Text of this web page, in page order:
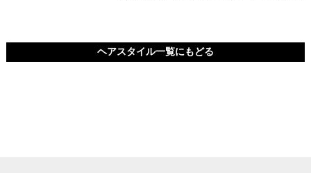
ヘアスタイル一覧にもどる